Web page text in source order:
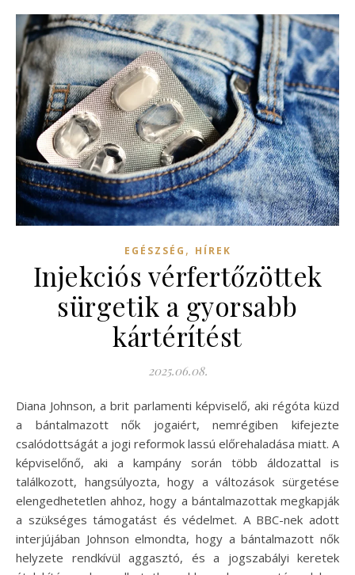
EGÉSZSÉG , HÍREK
Injekciós vérfertőzöttek
sürgetik a gyorsabb
kártérítést
2025.06.08.
Diana Johnson, a brit parlamenti képviselő, aki régóta küzd
a bántalmazott nők jogaiért, nemrégiben kifejezte
csalódottságát a jogi reformok lassú előrehaladása miatt. A
képviselőnő, aki a kampány során több áldozattal is
találkozott, hangsúlyozta, hogy a változások sürgetése
elengedhetetlen ahhoz, hogy a bántalmazottak megkapják
a szükséges támogatást és védelmet. A BBC-nek adott
interjújában Johnson elmondta, hogy a bántalmazott nők
helyzete rendkívül aggasztó, és a jogszabályi keretek